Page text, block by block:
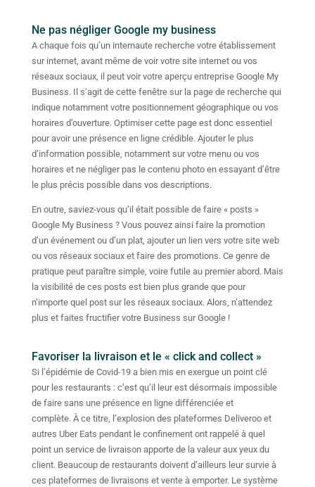
Ne pas négliger Google my business
A chaque fois qu’un internaute recherche votre établissement
sur internet, avant même de voir votre site internet ou vos
réseaux sociaux, il peut voir votre aperçu entreprise Google My
Business. Il s’agit de cette fenêtre sur la page de recherche qui
indique notamment votre positionnement géographique ou vos
horaires d’ouverture. Optimiser cette page est donc essentiel
pour avoir une présence en ligne crédible. Ajouter le plus
d’information possible, notamment sur votre menu ou vos
horaires et ne négliger pas le contenu photo en essayant d’être
le plus précis possible dans vos descriptions.
En outre, saviez-vous qu’il était possible de faire « posts »
Google My Business ? Vous pouvez ainsi faire la promotion
d’un événement ou d’un plat, ajouter un lien vers votre site web
ou vos réseaux sociaux et faire des promotions. Ce genre de
pratique peut paraître simple, voire futile au premier abord. Mais
la visibilité de ces posts est bien plus grande que pour
n’importe quel post sur les réseaux sociaux. Alors, n’attendez
plus et faites fructifier votre Business sur Google !
Favoriser la livraison et le « click and collect »
Si l’épidémie de Covid-19 a bien mis en exergue un point clé
pour les restaurants : c’est qu’il leur est désormais impossible
de faire sans une présence en ligne différenciée et
complète. À ce titre, l’explosion des plateformes Deliveroo et
autres Uber Eats pendant le confinement ont rappelé à quel
point un service de livraison apporte de la valeur aux yeux du
client. Beaucoup de restaurants doivent d’ailleurs leur survie à
ces plateformes de livraisons et vente à emporter. Le système